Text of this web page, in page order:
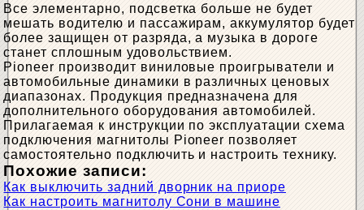
Все элементарно, подсветка больше не будет
мешать водителю и пассажирам, аккумулятор будет
более защищен от разряда, а музыка в дороге
станет сплошным удовольствием.
Pioneer производит виниловые проигрыватели и
автомобильные динамики в различных ценовых
диапазонах. Продукция предназначена для
дополнительного оборудования автомобилей.
Прилагаемая к инструкции по эксплуатации схема
подключения магнитолы Pioneer позволяет
самостоятельно подключить и настроить технику.
Похожие записи:
Как выключить задний дворник на приоре
Как настроить магнитолу Сони в машине